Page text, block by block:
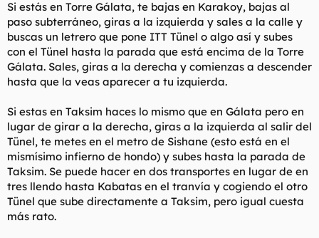
Si estás en Torre Gálata, te bajas en Karakoy, bajas al
paso subterráneo, giras a la izquierda y sales a la calle y
buscas un letrero que pone ITT Tünel o algo así y subes
con el Tünel hasta la parada que está encima de la Torre
Gálata. Sales, giras a la derecha y comienzas a descender
hasta que la veas aparecer a tu izquierda.
Si estas en Taksim haces lo mismo que en Gálata pero en
lugar de girar a la derecha, giras a la izquierda al salir del
Tünel, te metes en el metro de Sishane (esto está en el
mismísimo infierno de hondo) y subes hasta la parada de
Taksim. Se puede hacer en dos transportes en lugar de en
tres llendo hasta Kabatas en el tranvía y cogiendo el otro
Tünel que sube directamente a Taksim, pero igual cuesta
más rato.